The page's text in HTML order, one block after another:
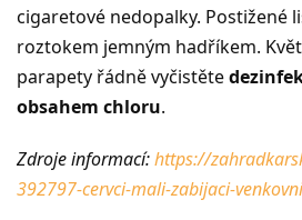
cigaretové nedopalky. Postižené
roztokem jemným hadříkem.
parapety řádně vyčistěte
obsahem chloru.
Zdroje informací:https://
392797-cervci-mali-zabijaci-